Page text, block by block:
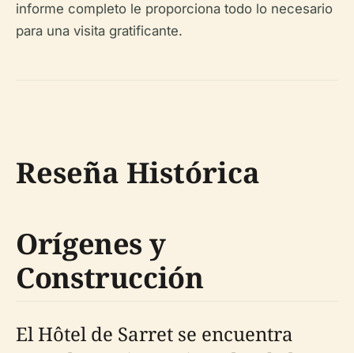
informe completo le proporciona todo lo necesario
para una visita gratificante.
Reseña Histórica
Orígenes y
Construcción
El Hôtel de Sarret se encuentra